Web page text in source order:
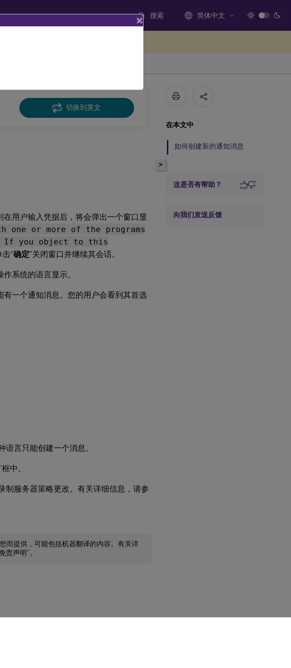
搜索 简体中文
切换到英文
用户输入凭据后，将会弹出一个窗口显
or more of the programs
If you object to this
击“确定”关闭窗口并继续其会话。
系统的语言显示。
一个通知消息。您的用户会看到其首选
言只能创建一个消息。
中。
制服务器策略更改。有关详细信息，请参
而提供，可能包括机器翻译的内容。有关详
责声明”。
>
在本文中
如何创建新的通知消息
这是否有帮助？
向我们发送反馈
×